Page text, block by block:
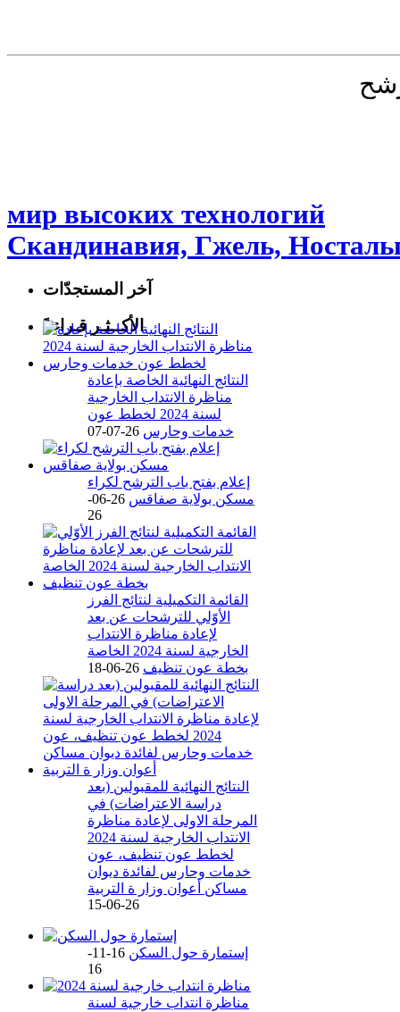
мир высоких технологий
Скандинавия, Гжель,
آخر المستجدّات
الأكــثـر قـراءةً
النتائج النهائية الخاصة بإعادة
مناظرة الانتداب الخارجية
لسنة 2024 لخطط عون
خدمات وحارس 26-07-07
إعلام بفتح باب الترشح لكراء
مسكن بولاية صفاقس
26-06-
26
القائمة التكميلية لنتائج الفرز
الأوّلي للترشحات عن بعد
لإعادة مناظرة الانتداب
الخارجية لسنة 2024 الخاصة
بخطة عون تنظيف 26-06-18
النتائج النهائية للمقبولين (بعد
دراسة الاعتراضات) في
المرحلة الاولى لإعادة مناظرة
الانتداب الخارجية لسنة 2024
لخطط عون تنظيف، عون
خدمات وحارس لفائدة ديوان
مساكن أعوان وزار ة التربية
26-06-15
إستمارة حول السكن
16-11-
16
مناظرة انتداب خارجية لسنة